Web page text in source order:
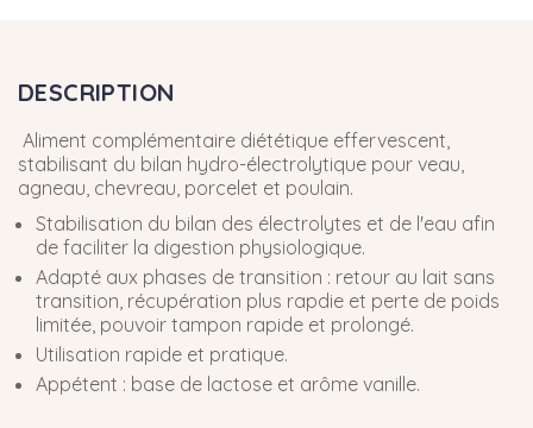
DESCRIPTION
Aliment complémentaire diététique effervescent,
stabilisant du bilan hydro-électrolytique pour veau,
agneau, chevreau, porcelet et poulain.
Stabilisation du bilan des électrolytes et de l'eau afin
de faciliter la digestion physiologique.
Adapté aux phases de transition : retour au lait sans
transition, récupération plus rapdie et perte de poids
limitée, pouvoir tampon rapide et prolongé.
Utilisation rapide et pratique.
Appétent : base de lactose et arôme vanille.